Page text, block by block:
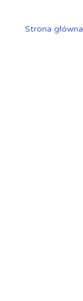
Strona główna